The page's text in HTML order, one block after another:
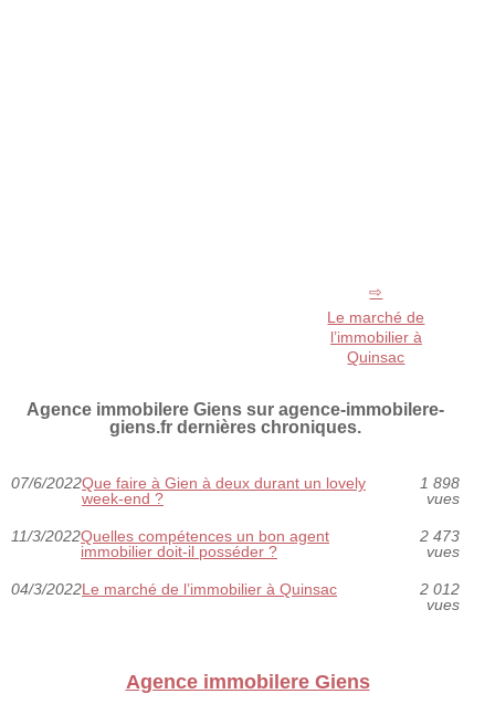
Le marché de
l’immobilier à
Quinsac
Agence immobilere Giens sur agence-immobilere-
giens.fr dernières chroniques.
07/6/2022Que faire à Gien à deux durant un lovely
week-end ?
1 898
vues
11/3/2022Quelles compétences un bon agent
immobilier doit-il posséder ?
2 473
vues
04/3/2022Le marché de l’immobilier à Quinsac
2 012
vues
Agence immobilere Giens